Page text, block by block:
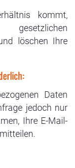
kommt,
löschen Ihre
Daten
jedoch nur
Ihre E-Mail-